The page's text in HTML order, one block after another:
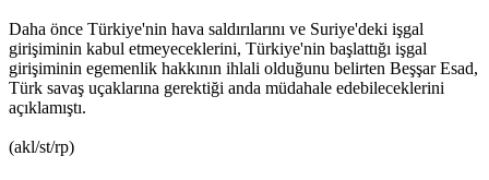
Daha önce Türkiye'nin hava saldırılarını ve Suriye'deki işgal
girişiminin kabul etmeyeceklerini, Türkiye'nin başlattığı işgal
girişiminin egemenlik hakkının ihlali olduğunu belirten Beşşar Esad,
Türk savaş uçaklarına gerektiği anda müdahale edebileceklerini
açıklamıştı.
(akl/st/rp)